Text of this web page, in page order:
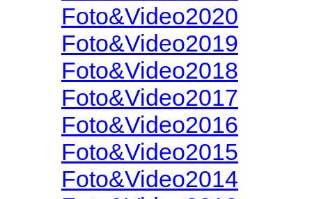
Foto&Video2020
Foto&Video2019
Foto&Video2018
Foto&Video2017
Foto&Video2016
Foto&Video2015
Foto&Video2014